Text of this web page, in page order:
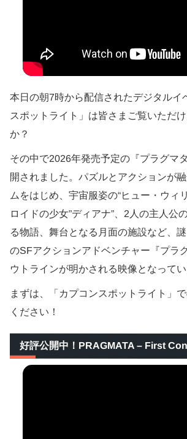
本日の朝7時から配信されたデジタルイ
スポットライト」は皆さまご覧いただ
か？
その中で2026年発売予定の『プラグマ
開されました。パズルとアクションが
ムをはじめ、宇宙服姿の“ヒュー・ウィ
ロイドの少女”ディアナ”、2人の主人公
る物語、舞台となる月面の施設など、
のSFアクションアドベンチャー『プラ
ウトラインが明かされる映像となってい
まずは、「カプコンスポットライト」
ください！
好評公開中！PRAGMATA – First